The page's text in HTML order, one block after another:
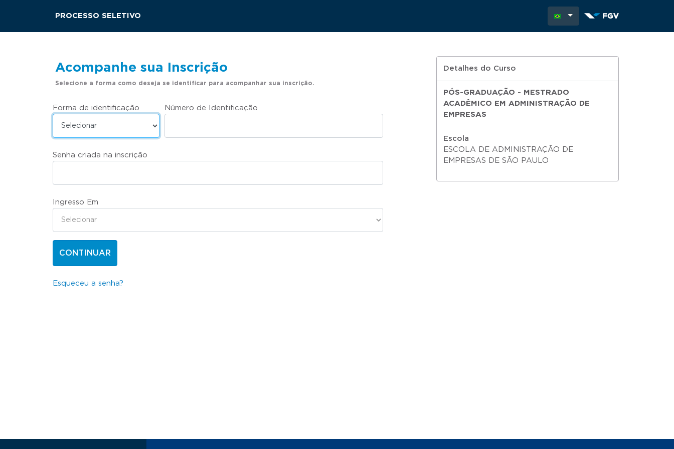
PROCESSO SELETIVO
Detalhes do Curso
PÓS-GRADUAÇÃO - MESTRADO
ACADÊMICO EM ADMINISTRAÇÃO DE
EMPRESAS
Escola
ESCOLA DE ADMINISTRAÇÃO DE
EMPRESAS DE SÃO PAULO
Acompanhe sua Inscrição
Selecione a forma como deseja se identificar para acompanhar sua inscrição.
Forma de identificação Número de Identificação
Senha criada na inscrição
Ingresso Em
CONTINUAR
Esqueceu a senha?